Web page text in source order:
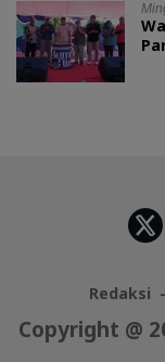
Redaksi
Copyright @